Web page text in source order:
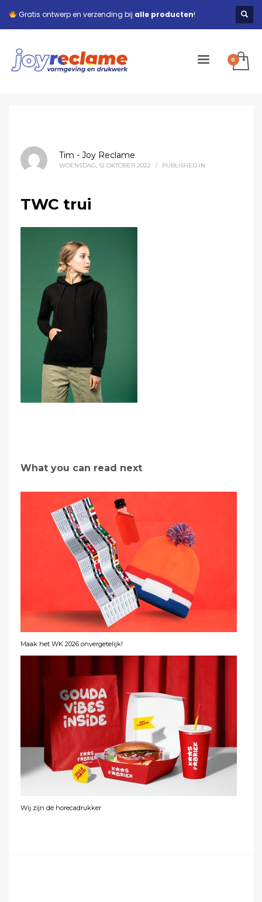
Gratis ontwerp en verzending bij alle producten!
Tim - Joy Reclame
WOENSDAG, 12 OKTOBER 2022 / PUBLISHED IN
TWC trui
What you can read next
Maak het WK 2026 onvergetelijk!
Wij zijn dé horecadrukker